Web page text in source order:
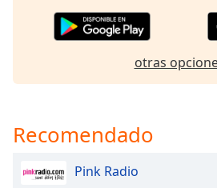
Background
otras
Recomendado
Pink Radio